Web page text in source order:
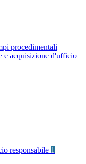
procedimentali
e acquisizione d'ufficio
responsabile 1